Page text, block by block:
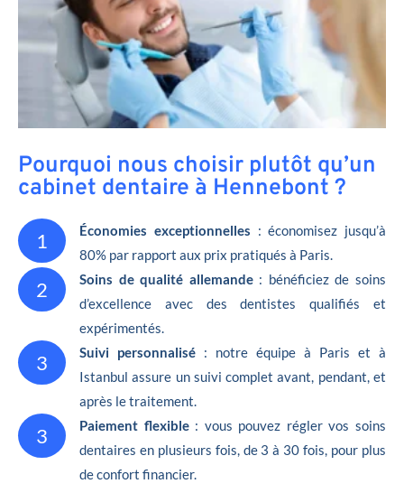
Pourquoi nous choisir plutôt qu’un
cabinet dentaire à Hennebont ?
1 Économies exceptionnelles : économisez jusqu’à
80% par rapport aux prix pratiqués à Paris.
2 Soins de qualité allemande: bénéficiez de soins
d’excellence avec des dentistes qualifiés et
expérimentés.
3 Suivi personnalisé : notre équipe à Paris et à
Istanbul assure un suivi complet avant, pendant, et
après le traitement.
3 Paiement flexible: vous pouvez régler vos soins
dentaires en plusieurs fois, de 3 à 30 fois, pour plus
de confort financier.